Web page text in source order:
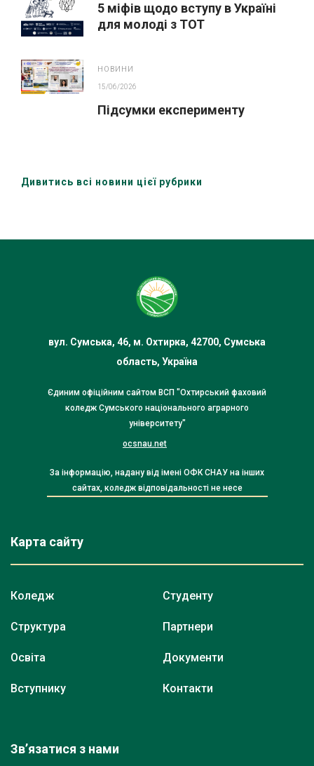
5 міфів щодо вступу в Україні
для молоді з ТОТ
НОВИНИ
15/06/2026
Підсумки експерименту
Дивитись всі новини цієї рубрики
вул. Сумська, 46, м. Охтирка, 42700, Сумська
область, Україна
Єдиним офіційним сайтом ВСП "Охтирський фаховий
коледж Сумського національного аграрного
університету"
ocsnau.net
За інформацію, надану від імені ОФК СНАУ на інших
сайтах, коледж відповідальності не несе
Карта сайту
Коледж
Структура
Освіта
Вступнику
Студенту
Партнери
Документи
Контакти
Зв’язатися з нами